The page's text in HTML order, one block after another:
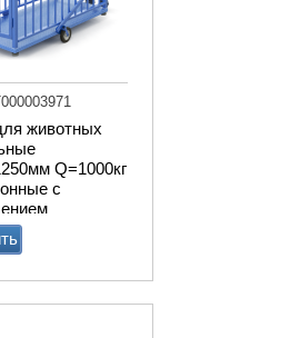
животных
Q=1000кг
с